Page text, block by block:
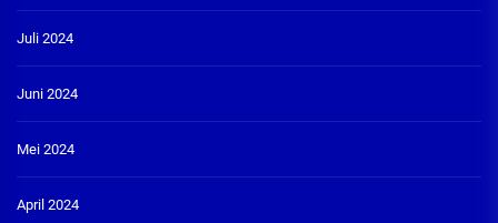
Juli 2024
Juni 2024
Mei 2024
April 2024